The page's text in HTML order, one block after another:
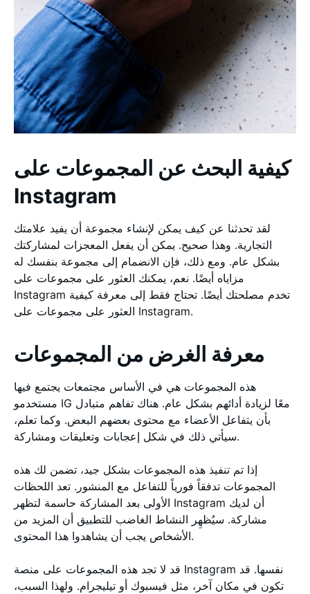
كيفية البحث عن المجموعات على
Instagram
لقد تحدثنا عن كيف يمكن لإنشاء مجموعة أن يفيد علامتك
التجارية. وهذا صحيح. يمكن أن يفعل المعجزات لمشاركتك
بشكل عام. ومع ذلك، فإن الانضمام إلى مجموعة بنفسك له
مزاياه أيضًا. نعم، يمكنك العثور على مجموعات على
Instagram تخدم مصلحتك أيضًا. تحتاج فقط إلى معرفة كيفية
العثور على مجموعات على Instagram.
معرفة الغرض من المجموعات
هذه المجموعات هي في الأساس مجتمعات يجتمع فيها
مستخدمو IG معًا لزيادة أدائهم بشكل عام. هناك تفاهم متبادل
بأن يتفاعل الأعضاء مع محتوى بعضهم البعض. وكما تعلم،
سيأتي ذلك في شكل إعجابات وتعليقات ومشاركة.
إذا تم تنفيذ هذه المجموعات بشكل جيد، تضمن لك هذه
المجموعات تدفقاً فورياً للتفاعل مع المنشور. تعد اللحظات
الأولى بعد المشاركة حاسمة لتظهر Instagram أن لديك
مشاركة. سيُظهِر النشاط الغاضب للتطبيق أن المزيد من
الأشخاص يجب أن يشاهدوا هذا المحتوى.
قد لا تجد هذه المجموعات على منصة Instagram نفسها. قد
تكون في مكان آخر، مثل فيسبوك أو تيليجرام. ولهذا السبب،